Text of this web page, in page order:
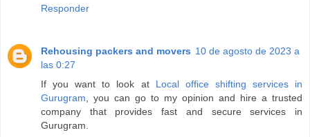
Responder
Rehousing packers and movers 10 de agosto de 2023 a
las 0:27
If you want to look at Local office shifting services in
Gurugram, you can go to my opinion and hire a trusted
company that provides fast and secure services in
Gurugram.